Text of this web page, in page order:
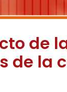
de
de la